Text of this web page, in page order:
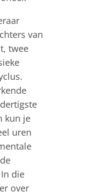
van
twee
kun je
uren
die
over